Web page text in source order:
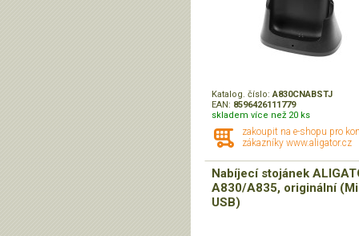
Katalog. číslo:A830CNABSTJ
EAN: 8596426111779
skladem více než 20 ks
zakoupit na e-shopu pro
zákazníky www.aligator.cz
Nabíjecí stojánek
A830/A835, originální
USB)